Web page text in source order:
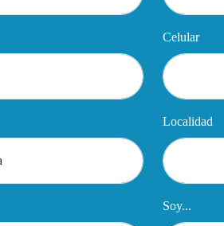
Celular
Localidad
Soy...